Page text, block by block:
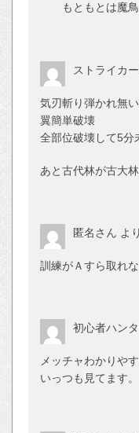
もともとは魔
ストライカ
気刃斬り弾かれ無
翼簡単破壊
全部位破壊して5分
あと古代林が古大
匿名さん よ
訓練がＡすら取れ
初心者ハン
メッチャわかりやす
いっつも見てます。